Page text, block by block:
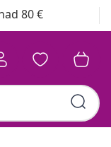
80 €